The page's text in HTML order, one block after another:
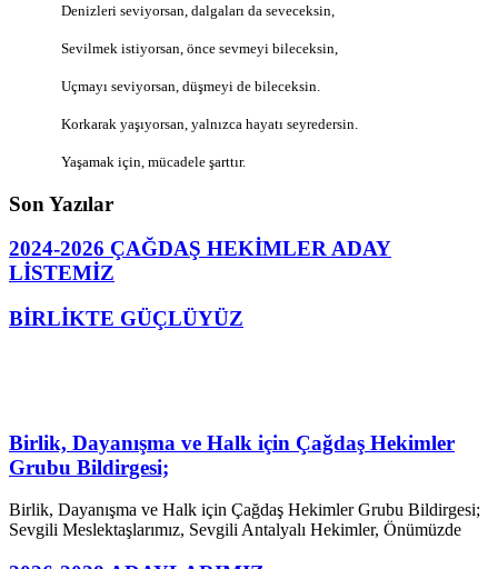
Denizleri seviyorsan, dalgaları da seveceksin,
Sevilmek istiyorsan, önce sevmeyi bileceksin,
Uçmayı seviyorsan, düşmeyi de bileceksin.
Korkarak yaşıyorsan, yalnızca hayatı seyredersin.
Yaşamak için, mücadele şarttır.
Son Yazılar
2024-2026 ÇAĞDAŞ HEKİMLER ADAY
LİSTEMİZ
BİRLİKTE GÜÇLÜYÜZ
Birlik, Dayanışma ve Halk için Çağdaş Hekimler
Grubu Bildirgesi;
Birlik, Dayanışma ve Halk için Çağdaş Hekimler Grubu Bildirgesi;
Sevgili Meslektaşlarımız, Sevgili Antalyalı Hekimler, Önümüzde